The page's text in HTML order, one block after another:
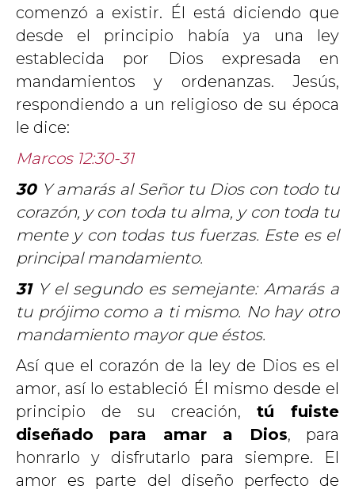
comenzó a existir. Él está diciendo que
desde el principio había ya una ley
establecida por Dios expresada en
mandamientos y ordenanzas. Jesús,
respondiendo a un religioso de su época
le dice:
Marcos 12:30-31
30 Y amarás al Señor tu Dios con todo tu
corazón, y con toda tu alma, y con toda tu
mente y con todas tus fuerzas. Este es el
principal mandamiento.
31 Y el segundo es semejante: Amarás a
tu prójimo como a ti mismo. No hay otro
mandamiento mayor que éstos.
Así que el corazón de la ley de Dios es el
amor, así lo estableció Él mismo desde el
principio de su creación, tú fuiste
diseñado para amar a Dios, para
honrarlo y disfrutarlo para siempre. El
amor es parte del diseño perfecto de